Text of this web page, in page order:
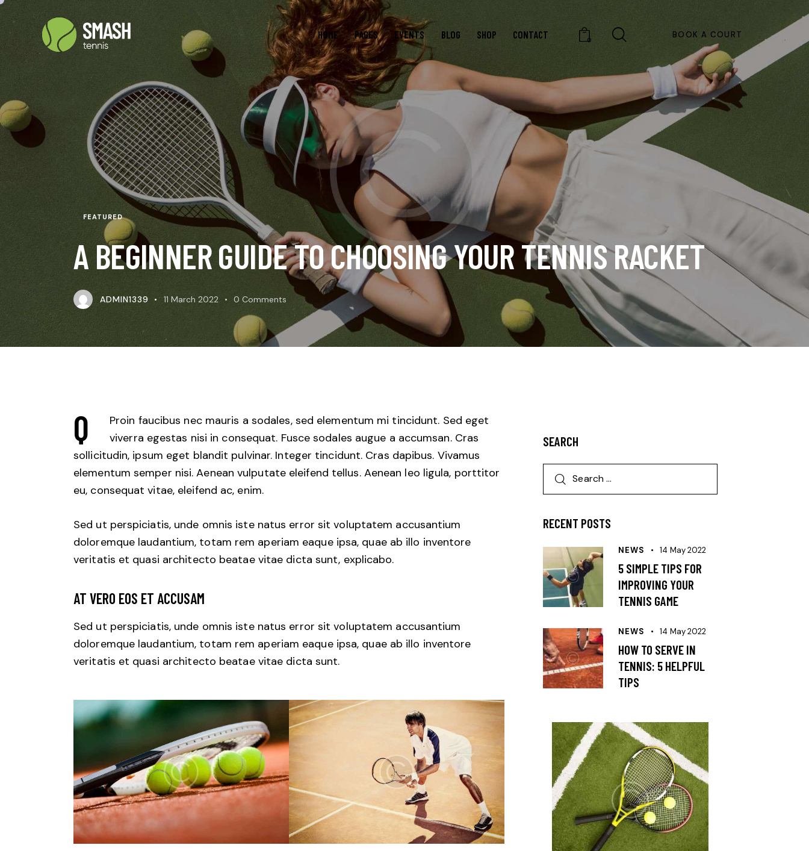
HOME PAGES EVENTS BLOG SHOP CONTACT 0
BOOK A COURT
FEATURED
A BEGINNER GUIDE TO CHOOSING YOUR TENNIS RACKET
ADMIN1339 11 March 2022 0 Comments
Q
Proin faucibus nec mauris a sodales, sed elementum mi tincidunt. Sed eget
viverra egestas nisi in consequat. Fusce sodales augue a accumsan. Cras
sollicitudin, ipsum eget blandit pulvinar. Integer tincidunt. Cras dapibus. Vivamus
elementum semper nisi. Aenean vulputate eleifend tellus. Aenean leo ligula, porttitor
eu, consequat vitae, eleifend ac, enim.
Sed ut perspiciatis, unde omnis iste natus error sit voluptatem accusantium
doloremque laudantium, totam rem aperiam eaque ipsa, quae ab illo inventore
veritatis et quasi architecto beatae vitae dicta sunt, explicabo.
AT VERO EOS ET ACCUSAM
Sed ut perspiciatis, unde omnis iste natus error sit voluptatem accusantium
doloremque laudantium, totam rem aperiam eaque ipsa, quae ab illo inventore
veritatis et quasi architecto beatae vitae dicta sunt.
SEARCH
RECENT POSTS
NEWS 14 May 2022
5 SIMPLE TIPS FOR
IMPROVING YOUR
TENNIS GAME
NEWS 14 May 2022
HOW TO SERVE IN
TENNIS: 5 HELPFUL
TIPS